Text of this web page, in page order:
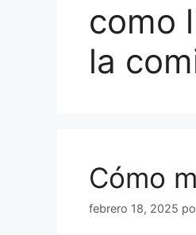
como
la
Cómo
febrero 18, 2025